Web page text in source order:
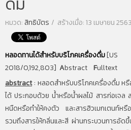
หมวด: สิทธิบัตร สร้างเมื่อ: 13 เมษายน 2563
หลอดทานได้สำหรับบริโภคเครื่องดื่ม[US
2018/0,192,803] Abstract Fulltext
abstract: หลอดสำหรับบริโภคเครื่องดื่ม ห
ได้ ประกอบด้วย น้ำหรือน้ำผลไม้ สารก่อเจล
หนืดหรือทำให้คงตัว และสารฮิวเมกเตนท์หรื
รวมถึงสารให้กลิ่นและสี ผ่านกระบวนการอัด